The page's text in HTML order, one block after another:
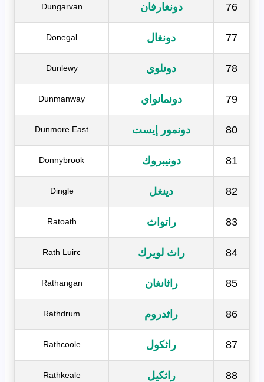
76 دونغارفان Dungarvan
77 دونغال Donegal
78 دونلوي Dunlewy
79 دونمانواي Dunmanway
80 دونمور إيست Dunmore East
81 دونيبروك Donnybrook
82 دينغل Dingle
83 راتواث Ratoath
84 راث لويرك Rath Luirc
85 راثانغان Rathangan
86 راثدروم Rathdrum
87 راثكول Rathcoole
88 راثكيل Rathkeale